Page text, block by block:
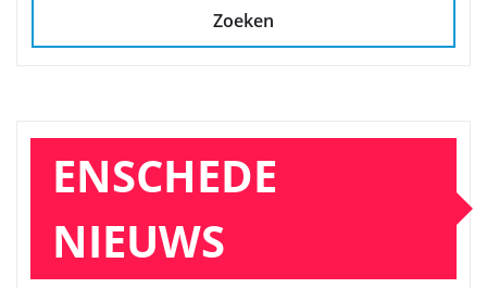
Zoeken
ENSCHEDE
NIEUWS